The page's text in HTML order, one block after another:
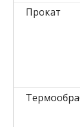
Прокат